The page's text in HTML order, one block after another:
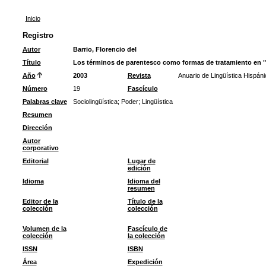
Inicio
Registro
Autor
Barrio, Florencio del
Título
Los términos de parentesco como formas de tratamiento en
Año
2003 Revista
Anuario de Lingüística
Número
19
Fascículo
Palabras clave
Sociolingüística; Poder; Lingüística
Resumen
Dirección
Autor
corporativo
Editorial
Lugar de
edición
Idioma
Idioma del
resumen
Editor de la
colección
Título de la
colección
Volumen de la
colección
Fascículo de
la colección
ISSN
ISBN
Área
Expedición